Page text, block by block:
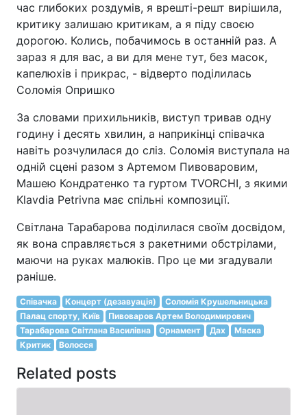
час глибоких роздумів, я врешті-решт вирішила,
критику залишаю критикам, а я піду своєю
дорогою. Колись, побачимось в останній раз. А
зараз я для вас, а ви для мене тут, без масок,
капелюхів і прикрас, - відверто поділилась
Соломія Опришко
За словами прихильників, виступ тривав одну
годину і десять хвилин, а наприкінці співачка
навіть розчулилася до сліз. Соломія виступала на
одній сцені разом з Артемом Пивоваровим,
Машею Кондратенко та гуртом TVORCHI, з якими
Klavdia Petrivna має спільні композиції.
Світлана Тарабарова поділилася своїм досвідом,
як вона справляється з ракетними обстрілами,
маючи на руках малюків. Про це ми згадували
раніше.
Співачка Концерт (дезавуація)
Соломія Крушельницька
Палац спорту, Київ
Пивоваров Артем Володимирович
Тарабарова Світлана Василівна
Орнамент Дах
Маска
Критик
Волосся
Related posts